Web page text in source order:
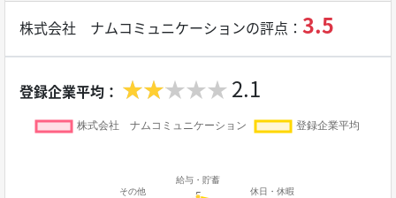
株式会社 ナムコミュニケーションの評点： 3.5
登録企業平均： 2.1